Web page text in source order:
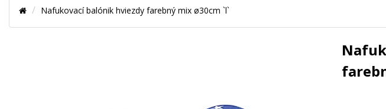
Nafukovací balónik hviezdy farebný mix ø30cm `l`